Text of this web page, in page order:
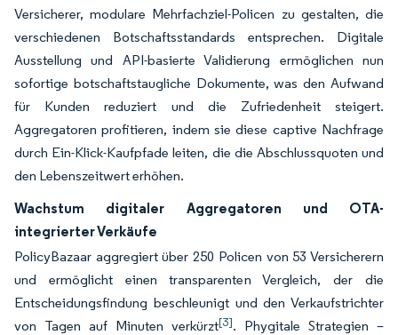
Versicherer, modulare Mehrfachziel-Policen zu gestalten, die
verschiedenen Botschaftsstandards entsprechen. Digitale
Ausstellung und API-basierte Validierung ermöglichen nun
sofortige botschaftstaugliche Dokumente, was den Aufwand
für Kunden reduziert und die Zufriedenheit steigert.
Aggregatoren profitieren, indem sie diese captive Nachfrage
durch Ein-Klick-Kaufpfade leiten, die die Abschlussquoten und
den Lebenszeitwert erhöhen.
Wachstum digitaler Aggregatoren und OTA-
integrierter Verkäufe
PolicyBazaar aggregiert über 250 Policen von 53 Versicherern
und ermöglicht einen transparenten Vergleich, der die
Entscheidungsfindung beschleunigt und den Verkaufstrichter
von Tagen auf Minuten verkürzt[3]. Phygitale Strategien –